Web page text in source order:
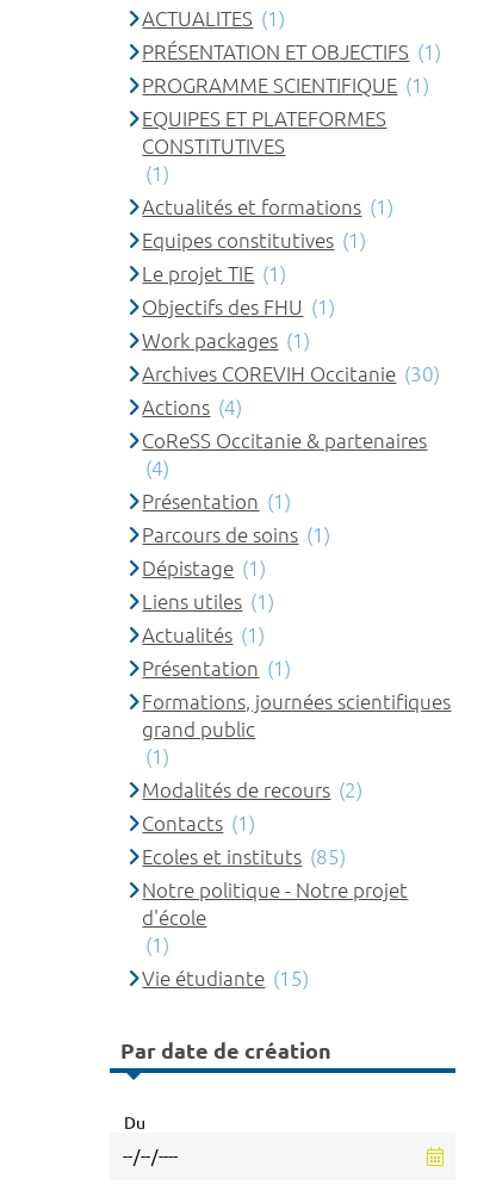
ACTUALITES (1)
PRÉSENTATION ET OBJECTIFS (1)
PROGRAMME SCIENTIFIQUE (1)
EQUIPES ET PLATEFORMES
CONSTITUTIVES
(1)
Actualités et formations (1)
Equipes constitutives (1)
Le projet TIE (1)
Objectifs des FHU (1)
Work packages (1)
Archives COREVIH Occitanie (30)
Actions (4)
CoReSS Occitanie & partenaires
(4)
Présentation (1)
Parcours de soins (1)
Dépistage (1)
Liens utiles (1)
Actualités (1)
Présentation (1)
Formations, journées scientifiques
grand public
(1)
Modalités de recours (2)
Contacts (1)
Ecoles et instituts (85)
Notre politique - Notre projet
d'école
(1)
Vie étudiante (15)
Par date de création
Du